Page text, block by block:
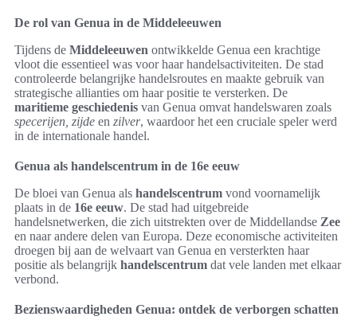
De rol van Genua in de Middeleeuwen
Tijdens de Middeleeuwen ontwikkelde Genua een krachtige
vloot die essentieel was voor haar handelsactiviteiten. De stad
controleerde belangrijke handelsroutes en maakte gebruik van
strategische allianties om haar positie te versterken. De
maritieme geschiedenis van Genua omvat handelswaren zoals
specerijen, zijde en zilver, waardoor het een cruciale speler werd
in de internationale handel.
Genua als handelscentrum in de 16e eeuw
De bloei van Genua als handelscentrum vond voornamelijk
plaats in de 16e eeuw. De stad had uitgebreide
handelsnetwerken, die zich uitstrekten over de Middellandse Zee
en naar andere delen van Europa. Deze economische activiteiten
droegen bij aan de welvaart van Genua en versterkten haar
positie als belangrijk handelscentrum dat vele landen met elkaar
verbond.
Bezienswaardigheden Genua: ontdek de verborgen schatten